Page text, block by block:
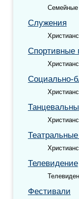
Служения
Спортивные
Социально-
Телевидение
Фестивали